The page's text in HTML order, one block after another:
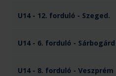
U14 - 12. forduló - Szeged.
U14 - 6. forduló - Sárbogárd
U14 - 8. forduló - Veszprém